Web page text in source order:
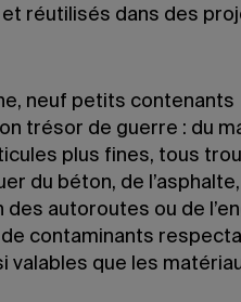
réutilisés dans des
neuf petits contenants
trésor de guerre : du
plus fines, tous
du béton, de
autoroutes ou de
contaminants
valables que les